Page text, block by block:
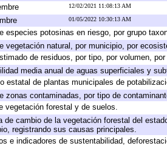
12/02/2021 11:08:13 AM
01/05/2022 10:30:13 AM
especies potosinas en riesgo, por grupo
vegetación natural, por municipio, por
de residuos, por tipo, por volumen,
media anual de aguas superficiales y
estatal de plantas municipales de
zonas contaminadas, por tipo de
vegetación forestal y de suelos.
de cambio de la vegetación forestal del
registrando sus causas principales.
e indicadores de sustentabilidad,